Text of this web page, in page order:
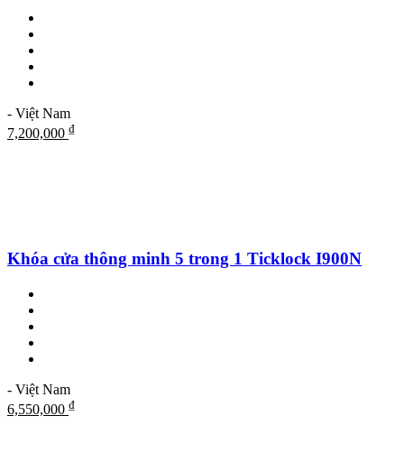
- Việt Nam
7,200,000 ₫
Khóa cửa thông minh 5 trong 1 Ticklock I900N
- Việt Nam
6,550,000 ₫